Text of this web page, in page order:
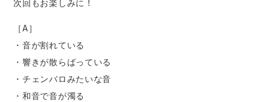
次回もお楽しみに！
［A］
・音が割れている
・響きが散らばっている
・チェンバロみたいな音
・和音で音が濁る